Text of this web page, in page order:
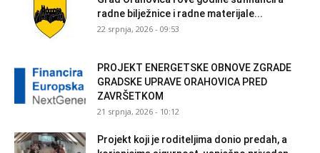
radne bilježnice i radne materijale...
22 srpnja, 2026 - 09:53
PROJEKT ENERGETSKE OBNOVE ZGRADE
GRADSKE UPRAVE ORAHOVICA PRED
ZAVRŠETKOM
21 srpnja, 2026 - 10:12
Projekt koji je roditeljima donio predah, a